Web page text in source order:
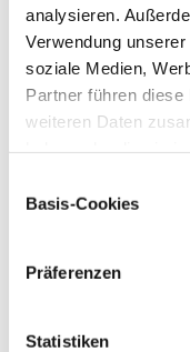
analysieren.
Verwendung
soziale Medien,
Partner führen
weiteren Daten
Cookies, wenn Sie
Basis-Cookies
Präferenzen
Statistiken
Gesundheit
88
RZGesund
Euterfit
RZRepro
Produktion